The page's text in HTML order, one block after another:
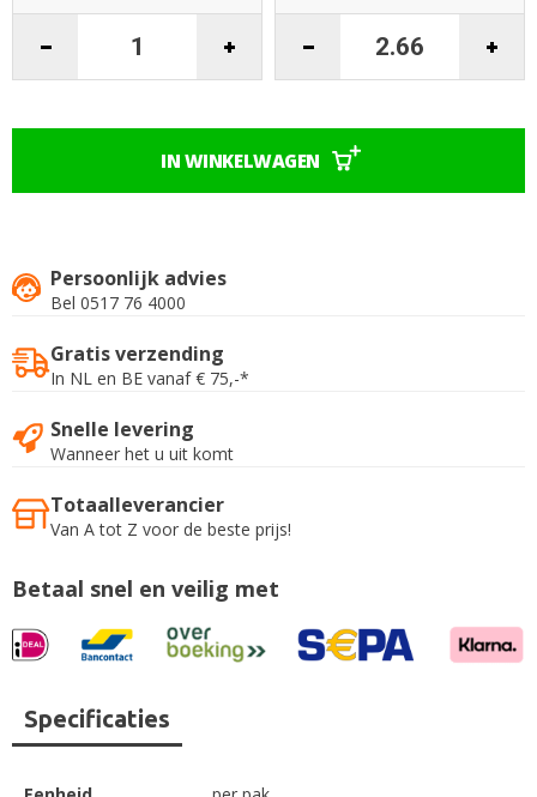
IN WINKELWAGEN
Persoonlijk advies
Bel 0517 76 4000
Gratis verzending
In NL en BE vanaf € 75,-*
Snelle levering
Wanneer het u uit komt
Totaalleverancier
Van A tot Z voor de beste prijs!
Betaal snel en veilig met
Specificaties